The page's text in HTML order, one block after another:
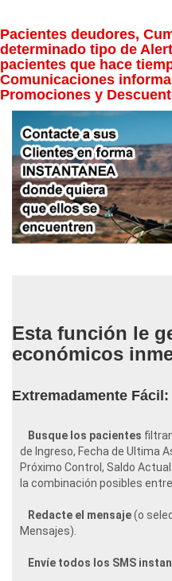
Pacientes deudores,
determinado tipo de
pacientes que hace
Comunicaciones
Promociones y
Esta función le
económicos
Extremadamente Fácil:
Busque los pacientes
de Ingreso, Fecha de Ultima
Próximo Control, Saldo
la combinación posibles
Redacte el mensaje(o
Mensajes).
Envíe todos los SMS